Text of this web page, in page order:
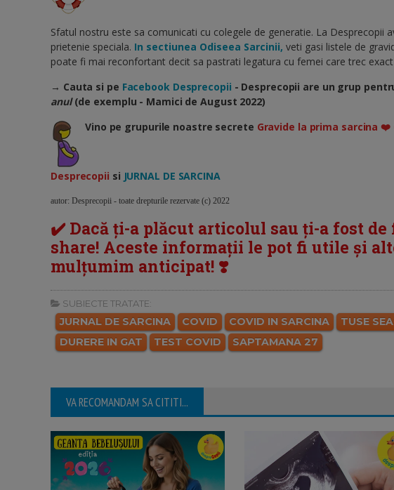
Sfatul nostru este sa comunicati cu colegele de generatie. La Desprecopii
prietenie speciala. In sectiunea Odiseea Sarcinii, veti gasi listele de
poate fi mai reconfortant decit sa pastrati legatura cu femei care trec
→ Cauta si pe Facebook Desprecopii - Desprecopii are un grup
anul (de exemplu - Mamici de August 2022)
Vino pe grupurile noastre secrete Gravide la prima sarcina
Desprecopii si JURNAL DE SARCINA
autor: Desprecopii - toate drepturile rezervate (c) 2022
✔️ Dacă ți-a plăcut articolul sau ți-a fost de
share! Aceste informații le pot fi utile și
mulțumim anticipat! ❣️
SUBIECTE TRATATE:
JURNAL DE SARCINA COVID COVID IN SARCINA
TUSE
DURERE IN GAT
TEST COVID SAPTAMANA 27
VA RECOMANDAM SA CITITI...